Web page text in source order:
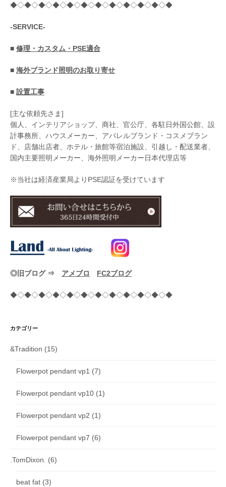
◆◇◆◇◆◇◆◇◆◇◆◇◆◇◆◇◆◇◆◇◆◇◆
-SERVICE-
■ 修理・カスタム・PSE適合
■ 海外ブランド照明のお取り寄せ
■ 設置工事
[主な依頼先さま]
個人、インテリアショップ、商社、官公庁、各駐日外国公館、設
計事務所、ハウスメーカー、アパレルブランド・コスメブラン
ド、店舗出店者、ホテル・旅館等宿泊施設、引越し・配送業者、
国内主要照明メーカー、海外照明メーカー日本代理店等
※当社は経済産業局よりPSE認証を受けています
◎旧ブログ ⇒ アメブロ FC2ブログ
◆◇◆◇◆◇◆◇◆◇◆◇◆◇◆◇◆◇◆◇◆◇◆
カテゴリー
&Tradition (15)
Flowerpot pendant vp1 (7)
Flowerpot pendant vp10 (1)
Flowerpot pendant vp2 (1)
Flowerpot pendant vp7 (6)
.TomDixon. (6)
beat fat (3)